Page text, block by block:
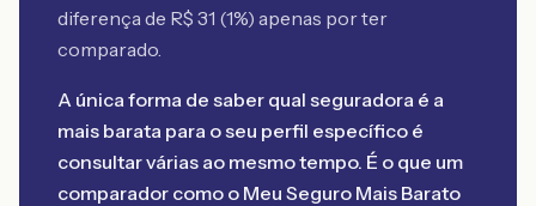
diferença de R$ 31 (1%) apenas por ter
comparado.
A única forma de saber qual seguradora é a
mais barata para o seu perfil específico é
consultar várias ao mesmo tempo. É o que um
comparador como o Meu Seguro Mais Barato